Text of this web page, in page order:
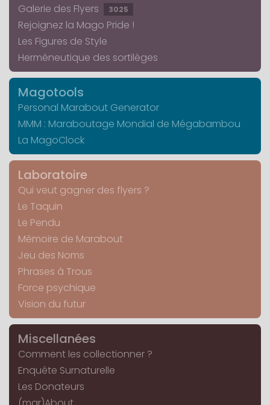
Galerie des Flyers
3025
Rejoignez la Mago Pride !
Les Figures de Style
Herméneutique des sortilèges
Magotools
Personal Marabout Generator
MMM : Maraboutage Mondial de Mégabambou
La MagoClock
Laboratoire
Qui veut gagner des flyers ?
Le Taquin
Le Pendu
Mémoire de Marabout
Jeu des Noms
Phrases à Trous
Force psychique
Vision du futur
Miscellanées
Comment les collectionner ?
Enquête Surnaturelle
Les Donateurs